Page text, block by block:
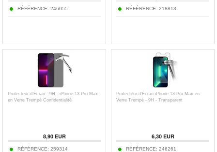
RÉFÉRENCE: 246055 RÉFÉRENCE: 218813
Protecteur d’Écran - 9H - iPhone 13 Pro Max
en Verre Trempé Confidentialité
8,90EUR
RÉFÉRENCE: 259314
Protecteur d’Écran iPhone 13 Pro Max en
Verre Trempé - 9H - Transparent
6,30EUR
RÉFÉRENCE: 246261